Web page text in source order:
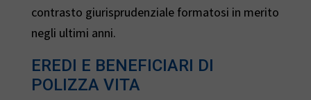
contrasto giurisprudenziale formatosi in merito
negli ultimi anni.
EREDI E BENEFICIARI DI
POLIZZA VITA